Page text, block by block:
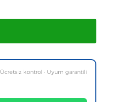
Ücretsiz kontrol · Uyum garantili